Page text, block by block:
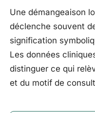
Une démangeaison
déclenche souvent
signification
Les données
distinguer ce qui
et du motif de